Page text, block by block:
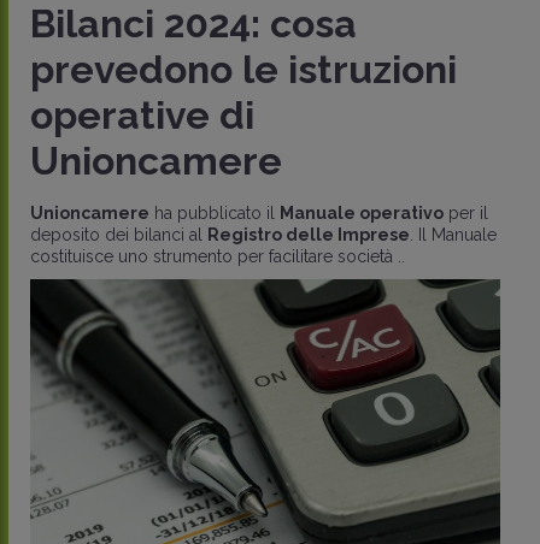
Bilanci 2024: cosa
prevedono le istruzioni
operative di
Unioncamere
Unioncamere ha pubblicato il Manuale operativo per il
deposito dei bilanci al Registro delle Imprese. Il Manuale
costituisce uno strumento per facilitare società ..